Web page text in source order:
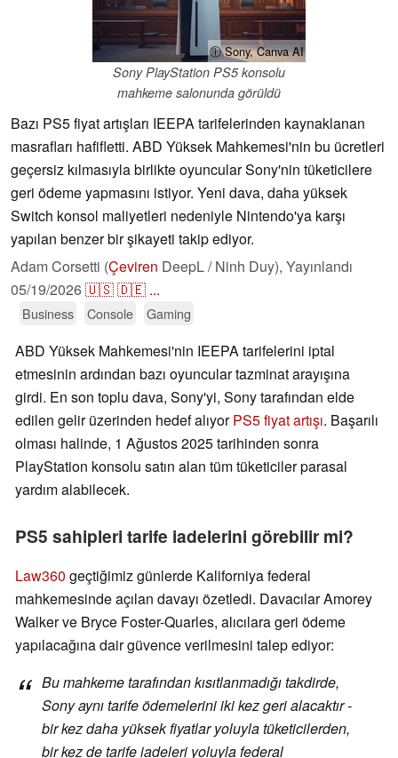
ⓘ Sony, Canva AI
Sony PlayStation PS5 konsolu
mahkeme salonunda görüldü
Bazı PS5 fiyat artışları IEEPA tarifelerinden kaynaklanan
masrafları hafifletti. ABD Yüksek Mahkemesi'nin bu ücretleri
geçersiz kılmasıyla birlikte oyuncular Sony'nin tüketicilere
geri ödeme yapmasını istiyor. Yeni dava, daha yüksek
Switch konsol maliyetleri nedeniyle Nintendo'ya karşı
yapılan benzer bir şikayeti takip ediyor.
Adam Corsetti (Çeviren DeepL / Ninh Duy), Yayınlandı
05/19/2026🇺🇸🇩🇪 ...
Business Console Gaming
ABD Yüksek Mahkemesi'nin IEEPA tarifelerini iptal
etmesinin ardından bazı oyuncular tazminat arayışına
girdi. En son toplu dava, Sony'yi, Sony tarafından elde
edilen gelir üzerinden hedef alıyorPS5 fiyat artışı. Başarılı
olması halinde, 1 Ağustos 2025 tarihinden sonra
PlayStation konsolu satın alan tüm tüketiciler parasal
yardım alabilecek.
PS5 sahipleri tarife iadelerini görebilir mi?
Law360 geçtiğimiz günlerde Kaliforniya federal
mahkemesinde açılan davayı özetledi. Davacılar Amorey
Walker ve Bryce Foster-Quarles, alıcılara geri ödeme
yapılacağına dair güvence verilmesini talep ediyor:
Bu mahkeme tarafından kısıtlanmadığı takdirde,
Sony aynı tarife ödemelerini iki kez geri alacaktır -
bir kez daha yüksek fiyatlar yoluyla tüketicilerden,
bir kez de tarife iadeleri yoluyla federal